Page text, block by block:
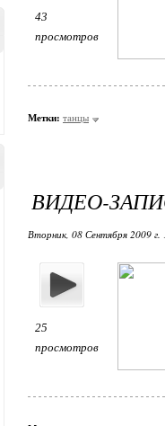
43
просмотров
Метки: танцы
ВИДЕО-
Вторник, 08 Сентября 2009 г.
25
просмотров